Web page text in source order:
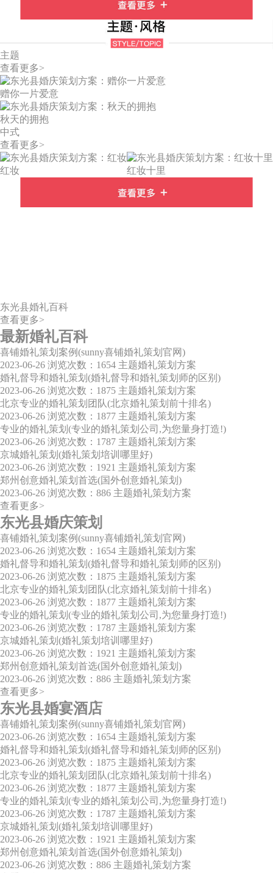
主题
查看更多>
赠你一片爱意
秋天的拥抱
中式
查看更多>
红妆 红妆十里
东光县婚礼百科
查看更多>
最新婚礼百科
喜铺婚礼策划案例(sunny喜铺婚礼策划官网)
2023-06-26 浏览次数：1654 主题婚礼策划方案
婚礼督导和婚礼策划(婚礼督导和婚礼策划师的区别)
2023-06-26 浏览次数：1875 主题婚礼策划方案
北京专业的婚礼策划团队(北京婚礼策划前十排名)
2023-06-26 浏览次数：1877 主题婚礼策划方案
专业的婚礼策划(专业的婚礼策划公司,为您量身打造!)
2023-06-26 浏览次数：1787 主题婚礼策划方案
京城婚礼策划(婚礼策划培训哪里好)
2023-06-26 浏览次数：1921 主题婚礼策划方案
郑州创意婚礼策划首选(国外创意婚礼策划)
2023-06-26 浏览次数：886 主题婚礼策划方案
查看更多>
东光县婚庆策划
喜铺婚礼策划案例(sunny喜铺婚礼策划官网)
2023-06-26 浏览次数：1654 主题婚礼策划方案
婚礼督导和婚礼策划(婚礼督导和婚礼策划师的区别)
2023-06-26 浏览次数：1875 主题婚礼策划方案
北京专业的婚礼策划团队(北京婚礼策划前十排名)
2023-06-26 浏览次数：1877 主题婚礼策划方案
专业的婚礼策划(专业的婚礼策划公司,为您量身打造!)
2023-06-26 浏览次数：1787 主题婚礼策划方案
京城婚礼策划(婚礼策划培训哪里好)
2023-06-26 浏览次数：1921 主题婚礼策划方案
郑州创意婚礼策划首选(国外创意婚礼策划)
2023-06-26 浏览次数：886 主题婚礼策划方案
查看更多>
东光县婚宴酒店
喜铺婚礼策划案例(sunny喜铺婚礼策划官网)
2023-06-26 浏览次数：1654 主题婚礼策划方案
婚礼督导和婚礼策划(婚礼督导和婚礼策划师的区别)
2023-06-26 浏览次数：1875 主题婚礼策划方案
北京专业的婚礼策划团队(北京婚礼策划前十排名)
2023-06-26 浏览次数：1877 主题婚礼策划方案
专业的婚礼策划(专业的婚礼策划公司,为您量身打造!)
2023-06-26 浏览次数：1787 主题婚礼策划方案
京城婚礼策划(婚礼策划培训哪里好)
2023-06-26 浏览次数：1921 主题婚礼策划方案
郑州创意婚礼策划首选(国外创意婚礼策划)
2023-06-26 浏览次数：886 主题婚礼策划方案